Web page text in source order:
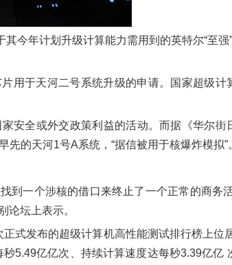
今年计划升级计算能力需用到的英特尔“至强
用于天河二号系统升级的申请。国家超级计
安全或外交政策利益的活动。而据《华尔街
的天河1号A系统，“据信被用于核爆炸模拟”
到一个涉核的借口来终止了一个正常的商务
论坛上表示。
式发布的超级计算机高性能测试排行榜上位
5.49亿亿次、持续计算速度达每秒3.39亿亿